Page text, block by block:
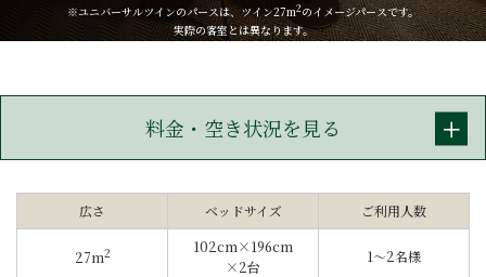
※ユニバーサルツインのパースは、ツイン27m2のイメージパースです。
実際の客室とは異なります。
料金・空き状況を見る
広さ ベッドサイズ ご利用人数
27m2
102cm×196cm
×2台
1〜2名様